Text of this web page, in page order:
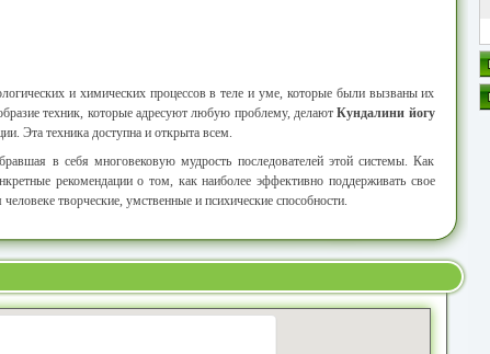
и химических процессов в теле и уме, которые были вызваны их
техник, которые адресуют любую проблему, делаютКундалини йогу
Эта техника доступна и открыта всем.
в себя многовековую мудрость последователей этой системы. Как
рекомендации о том, как наиболее эффективно поддерживать свое
творческие, умственные и психические способности.